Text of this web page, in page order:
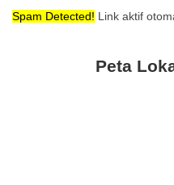
Spam Detected! Link aktif
Peta